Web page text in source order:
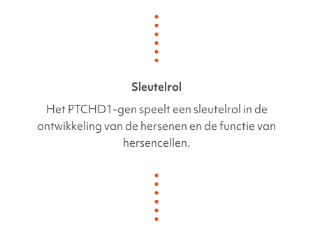
Sleutelrol
HetPTCHD1-genspeelt een sleutelrol in de
ontwikkeling van de hersenen en de functie van
hersencellen.